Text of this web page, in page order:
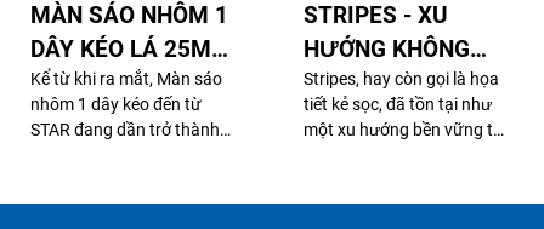
MÀN SÁO NHÔM 1
DÂY KÉO LÁ 25MM
- TINH TẾ VÀ HIỆN
ĐẠI
Kể từ khi ra mắt, Màn sáo
nhôm 1 dây kéo đến từ
STAR đang dần trở thành
yêu thích sự tối giản và tinh
STRIPES - XU
HƯỚNG KHÔNG
BAO GIỜ LỖI THỜI
Stripes, hay còn gọi là họa
tiết kẻ sọc, đã tồn tại như
một xu hướng bền vững từ
sọc trong thời trang đã trở